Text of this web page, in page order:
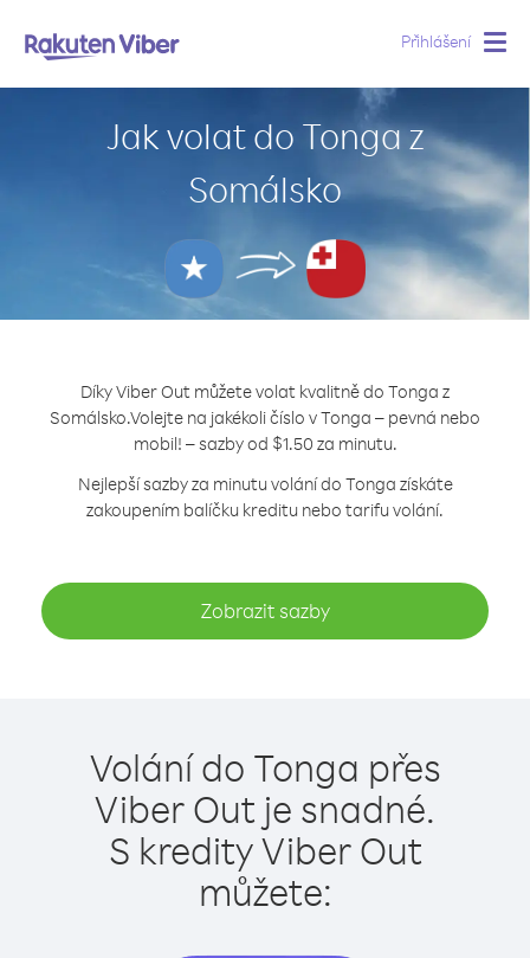
Přihlášení
Jak volat do Tonga z
Somálsko
Díky Viber Out můžete volat kvalitně do Tonga z
Somálsko.Volejte na jakékoli číslo v Tonga – pevná nebo
mobil! – sazby od $1.50 za minutu.
Nejlepší sazby za minutu volání do Tonga získáte
zakoupením balíčku kreditu nebo tarifu volání.
Zobrazit sazby
Volání do Tonga přes
Viber Out je snadné.
S kredity Viber Out
můžete: